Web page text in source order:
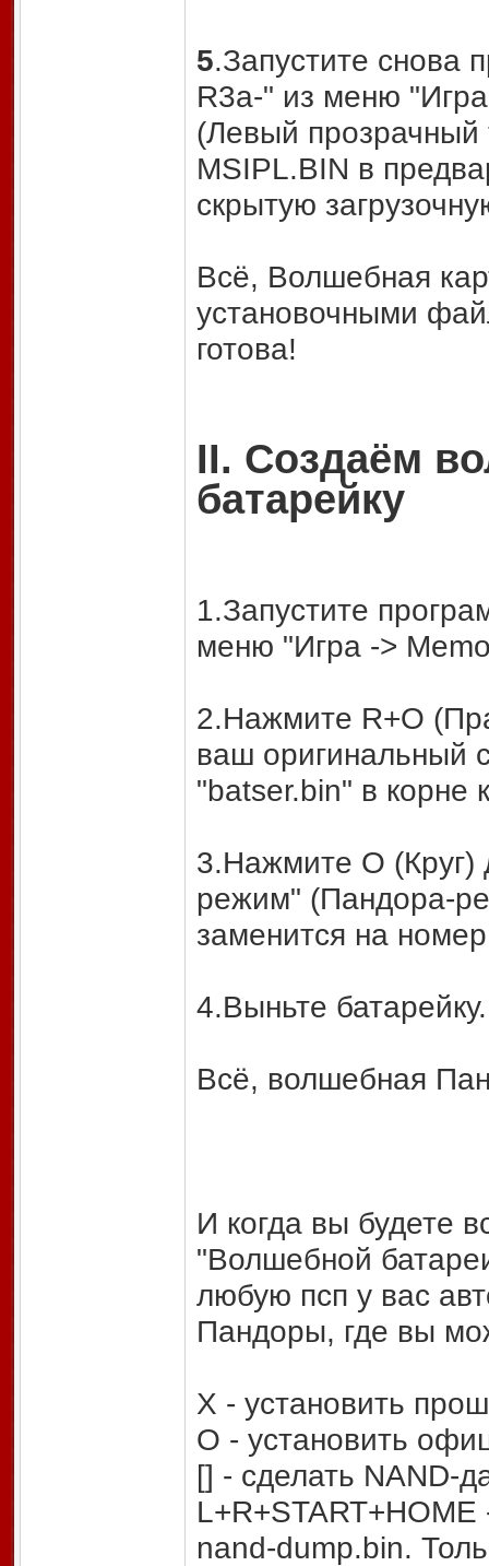
5.Запустите снова
R3a-" из меню
(Левый прозрачный
MSIPL.BIN в
скрытую
Всё, Волшебная
установочными
готова!
II. Создаём
батарейку
1.Запустите
меню "Игра ->
2.Нажмите R+O
ваш оригинальный
"batser.bin" в корне
3.Нажмите О (Круг)
режим" (Пандора-
заменится на
4.Выньте батарейку.
Всё, волшебная
И когда вы будете
"Волшебной
любую псп у вас
Пандоры, где вы
X - установить
О - установить
[] - сделать NAND-
nand-dump.bin.